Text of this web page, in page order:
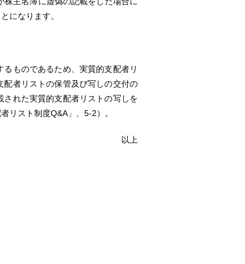
になります。
ものであるため、実質的支配者リ
配者リストの保管及び写しの交付の
れた実質的支配者リストの写しを
リスト制度Q&A」、5-2）。
以上